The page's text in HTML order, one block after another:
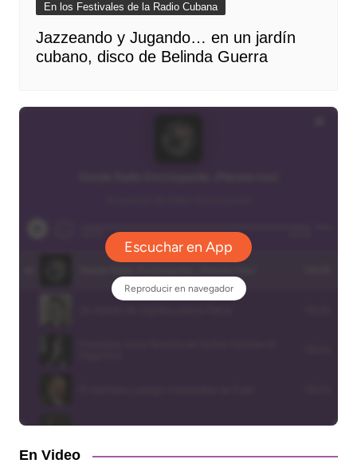
En los Festivales de la Radio Cubana
Jazzeando y Jugando… en un jardín
cubano, disco de Belinda Guerra
En Video